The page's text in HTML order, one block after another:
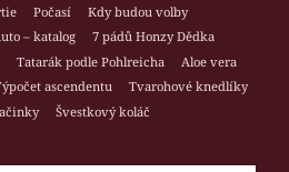
Počasí
Kdy budou volby
– katalog
7 pádů Honzy Dědka
Tatarák podle Pohlreicha
Aloe vera
ascendentu
Tvarohové knedlíky
Švestkový koláč